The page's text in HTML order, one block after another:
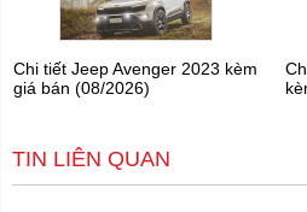
Chi tiết Jeep Avenger 2023 kèm
giá bán (08/2026)
TIN LIÊN QUAN